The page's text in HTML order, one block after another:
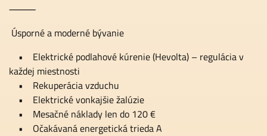
⸻
Úsporné a moderné bývanie
• Elektrické podlahové kúrenie (Hevolta) – regulácia v
každej miestnosti
• Rekuperácia vzduchu
• Elektrické vonkajšie žalúzie
• Mesačné náklady len do 120 €
• Očakávaná energetická trieda A